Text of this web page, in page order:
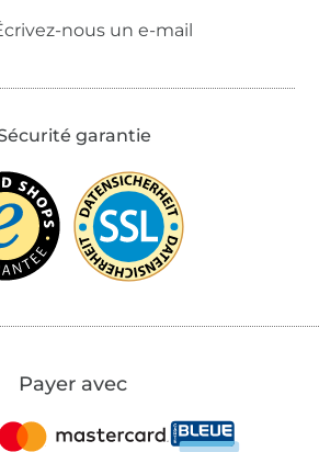
nous un e-mail
garantie
Payer avec